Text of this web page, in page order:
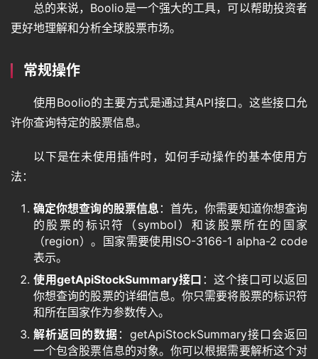
总的来说，Boolio是一个强大的工具，可以帮助投资者
更好地理解和分析全球股票市场。
常规操作
使用Boolio的主要方式是通过其API接口。这些接口允
许你查询特定的股票信息。
以下是在未使用插件时，如何手动操作的基本使用方
法：
确定你想查询的股票信息：首先，你需要知道你想查询
的股票的标识符（symbol）和该股票所在的国家
（region）。国家需要使用ISO-3166-1 alpha-2 code
表示。
使用getApiStockSummary接口 ：这个接口可以返回
你想查询的股票的详细信息。你只需要将股票的标识符
和所在国家作为参数传入。
解析返回的数据 ：getApiStockSummary接口会返回
一个包含股票信息的对象。你可以根据需要解析这个对